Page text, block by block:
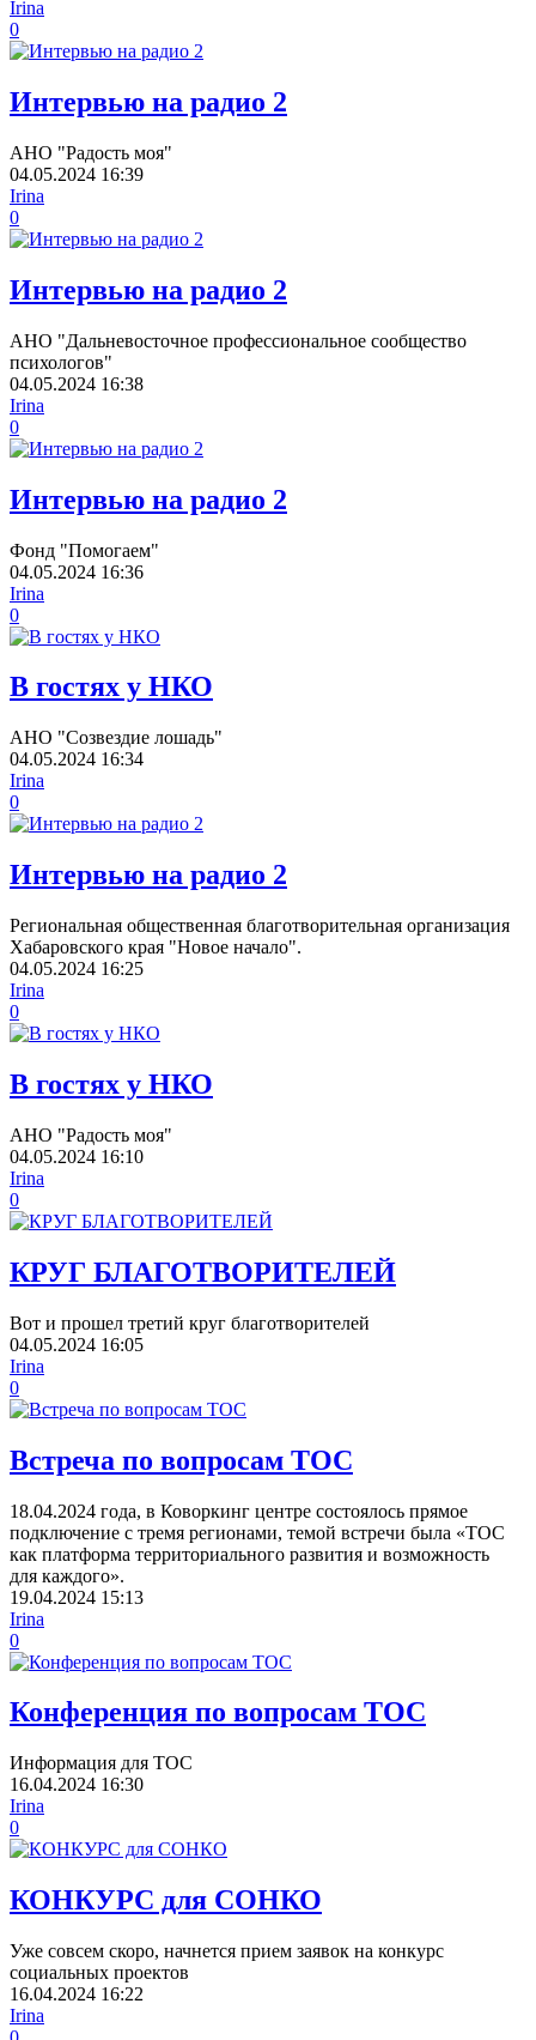
Irina
0
Интервью на радио 2
АНО "Радость моя"
04.05.2024 16:39
Irina
0
Интервью на радио 2
АНО "Дальневосточное профессиональное сообщество
психологов"
04.05.2024 16:38
Irina
0
Интервью на радио 2
Фонд "Помогаем"
04.05.2024 16:36
Irina
0
В гостях у НКО
АНО "Созвездие лошадь"
04.05.2024 16:34
Irina
0
Интервью на радио 2
Региональная общественная благотворительная организация
Хабаровского края "Новое начало".
04.05.2024 16:25
Irina
0
В гостях у НКО
АНО "Радость моя"
04.05.2024 16:10
Irina
0
КРУГ БЛАГОТВОРИТЕЛЕЙ
Вот и прошел третий круг благотворителей
04.05.2024 16:05
Irina
0
Встреча по вопросам ТОС
18.04.2024 года, в Коворкинг центре состоялось прямое
подключение с тремя регионами, темой встречи была «ТОС
как платформа территориального развития и возможность
для каждого».
19.04.2024 15:13
Irina
0
Конференция по вопросам ТОС
Информация для ТОС
16.04.2024 16:30
Irina
0
КОНКУРС для СОНКО
Уже совсем скоро, начнется прием заявок на конкурс
социальных проектов
16.04.2024 16:22
Irina